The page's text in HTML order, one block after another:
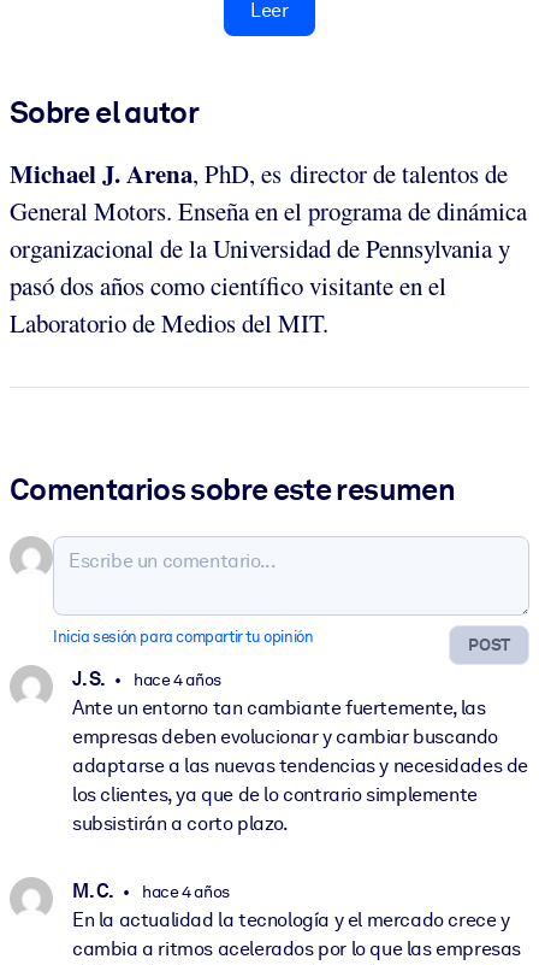
Leer
Sobre el autor
Michael J. Arena, PhD, es director de talentos de
General Motors. Enseña en el programa de dinámica
organizacional de la Universidad de Pennsylvania y
pasó dos años como científico visitante en el
Laboratorio de Medios del MIT.
Comentarios sobre este resumen
POST
Inicia sesión para compartir tu opinión
J. S. hace 4 años
Ante un entorno tan cambiante fuertemente, las
empresas deben evolucionar y cambiar buscando
adaptarse a las nuevas tendencias y necesidades de
los clientes, ya que de lo contrario simplemente
subsistirán a corto plazo.
M. C. hace 4 años
En la actualidad la tecnología y el mercado crece y
cambia a ritmos acelerados por lo que las empresas